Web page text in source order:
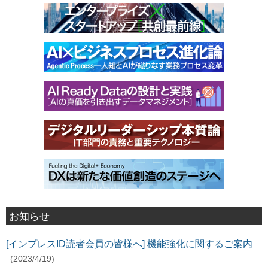
お知らせ
[インプレスID読者会員の皆様へ] 機能強化に関するご案内
(2023/4/19)